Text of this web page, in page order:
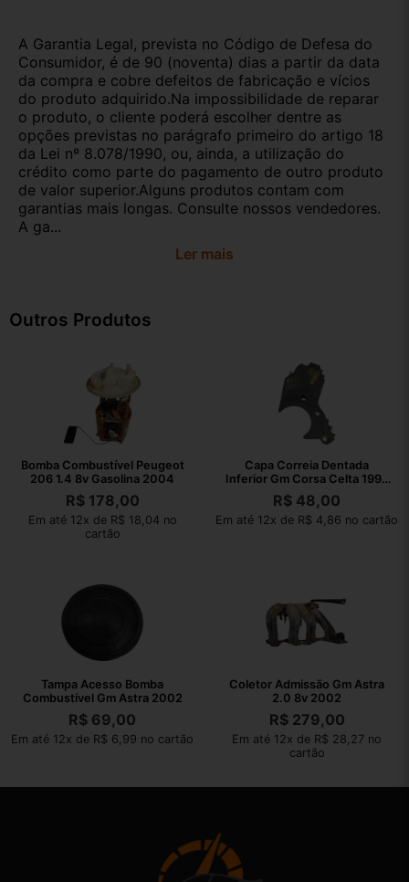
A Garantia Legal, prevista no Código de Defesa do
Consumidor, é de 90 (noventa) dias a partir da data
da compra e cobre defeitos de fabricação e vícios
do produto adquirido.Na impossibilidade de reparar
o produto, o cliente poderá escolher dentre as
opções previstas no parágrafo primeiro do artigo 18
da Lei nº 8.078/1990, ou, ainda, a utilização do
crédito como parte do pagamento de outro produto
de valor superior.Alguns produtos contam com
garantias mais longas. Consulte nossos vendedores.
A ga...
Ler mais
Outros Produtos
Bomba Combustível Peugeot
206 1.4 8v Gasolina 2004
R$178,00
Em até 12x de R$ 18,04 no
cartão
Capa Correia Dentada
Inferior Gm Corsa Celta 1995
2009
R$ 48,00
Em até 12x de R$ 4,86 no cartão
Tampa Acesso Bomba
Combustível Gm Astra 2002
R$ 69,00
Em até 12x de R$ 6,99 no cartão
Coletor Admissão Gm Astra
2.0 8v 2002
R$279,00
Em até 12x de R$ 28,27 no
cartão